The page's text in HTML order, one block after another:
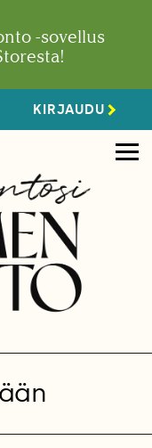
-sovellus
KIRJAUDU